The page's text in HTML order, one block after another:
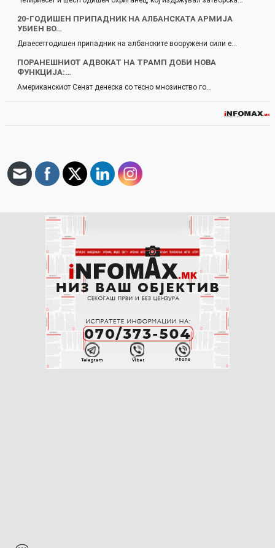
20-ГОДИШЕН ПРИПАДНИК НА АЛБАНСКАТА АРМИЈА
УБИЕН ВО…
Дваесетгодишен припадник на албанските вооружени сили е…
ПОРАНЕШНИОТ АДВОКАТ НА ТРАМП ДОБИ НОВА
ФУНКЦИЈА:…
Американскиот Сенат денеска со тесно мнозинство го…